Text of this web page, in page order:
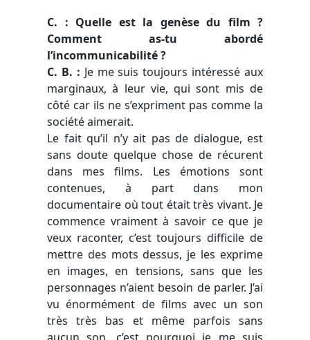
C. : Quelle est la genèse du film ?
Comment as-tu abordé
l’incommunicabilité ?
C. B. : Je me suis toujours intéressé aux
marginaux, à leur vie, qui sont mis de
côté car ils ne s’expriment pas comme la
société aimerait.
Le fait qu’il n’y ait pas de dialogue, est
sans doute quelque chose de récurent
dans mes films. Les émotions sont
contenues, à part dans mon
documentaire où tout était très vivant. Je
commence vraiment à savoir ce que je
veux raconter, c’est toujours difficile de
mettre des mots dessus, je les exprime
en images, en tensions, sans que les
personnages n’aient besoin de parler. J’ai
vu énormément de films avec un son
très très bas et même parfois sans